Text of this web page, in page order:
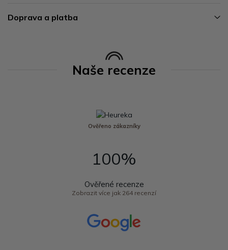
Doprava a platba
Naše recenze
Ověřeno zákazníky
100%
Ověřené recenze
Zobrazit více jak 264 recenzí